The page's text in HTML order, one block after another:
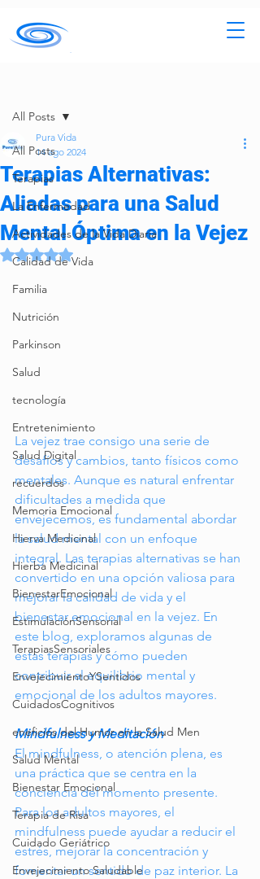
All Posts
Terapias
La Enfermedad
Actividades de la Vida Diaria
Calidad de Vida
Familia
Nutrición
Parkinson
Salud
tecnología
Entretenimiento
Salud Digital
recuerdos
Memoria Emocional
Hierva Medicinal
Hierba Medicinal
BienestarEmocional
EstimulaciónSensorial
TerapiasSensoriales
EnvejecimientoYSentidos
CuidadosCognitivos
eneficios del Humor en la Salud Men
Salud Mental
Bienestar Emocional
Terapia de Risa
Cuidado Geriátrico
Envejecimiento Saludable
All Posts
Terapias Alternativas:
Aliadas para una Salud
Mental Óptima en la Vejez
Pura Vida
14 ago 2024
Obtuvo NaN de 5 estrellas.
La vejez trae consigo una serie de
desafíos y cambios, tanto físicos como
mentales. Aunque es natural enfrentar
dificultades a medida que
envejecemos, es fundamental abordar
la salud mental con un enfoque
integral. Las terapias alternativas se han
convertido en una opción valiosa para
mejorar la calidad de vida y el
bienestar emocional en la vejez. En
este blog, exploramos algunas de
estas terapias y cómo pueden
contribuir al equilibrio mental y
emocional de los adultos mayores.
Mindfulness y Meditación
El mindfulness, o atención plena, es
una práctica que se centra en la
conciencia del momento presente.
Para los adultos mayores, el
mindfulness puede ayudar a reducir el
estrés, mejorar la concentración y
fomentar un sentido de paz interior. La